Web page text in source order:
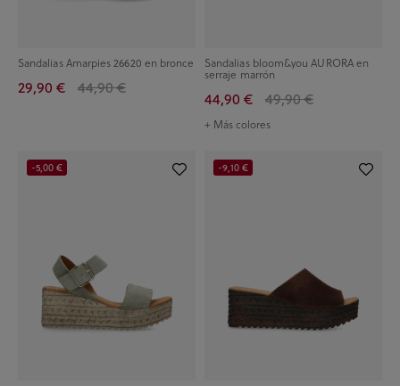
Sandalias Amarpies 26620 en bronce
29,90 € 44,90 €
Sandalias bloom&you AURORA en
serraje marrón
44,90 € 49,90 €
+ Más colores
-5,00 € -9,10 €